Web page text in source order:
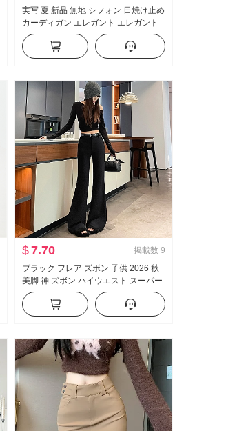
実写 夏 新品 無地 シフォン 日焼け止め
カーディガン エレガント エレガント
シフォン フラワープリント ワンピー
ス女 ツーピースセット
$7.70 掲載数 9
ブラック フレア ズボン 子供 2026 秋
美脚 神 ズボン ハイウエスト スーパー
モデル ズボン スリムフィット 伸縮性
カジュアル ラッパ スラックス